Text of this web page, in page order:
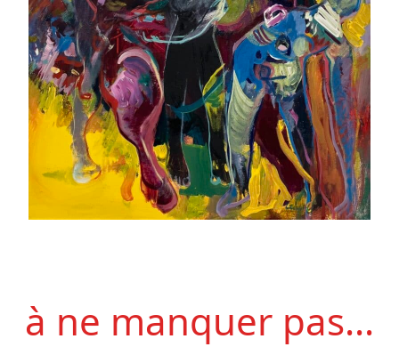
à ne manquer pas...